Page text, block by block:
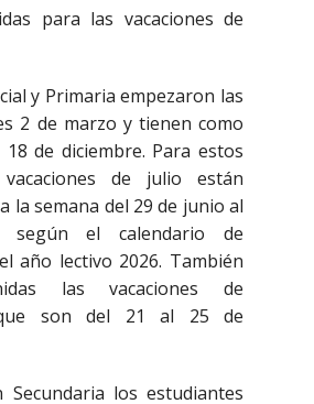
para las vacaciones de
y Primaria empezaron las
2 de marzo y tienen como
de diciembre. Para estos
de julio están
la semana del 29 de junio al
el calendario de
año lectivo 2026. También
las vacaciones de
son del 21 al 25 de
Secundaria los estudiantes